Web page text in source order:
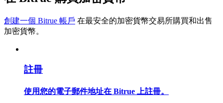
包含交易情況等的大數據分析
創建一個 Bitrue 帳戶 在最安全的加密貨幣交易所購買和出售
加密貨幣。
註冊
使用您的電子郵件地址在 Bitrue 上註冊。